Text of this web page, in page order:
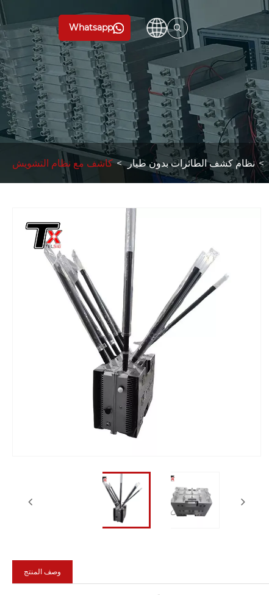
Whatsapp
نظام كشف الطائرات بدون طيار كاشف مع نظام التشويش
وصف المنتج